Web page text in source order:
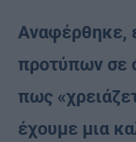
Αναφέρθηκε,
προτύπων σε
πως
έχουμε μια